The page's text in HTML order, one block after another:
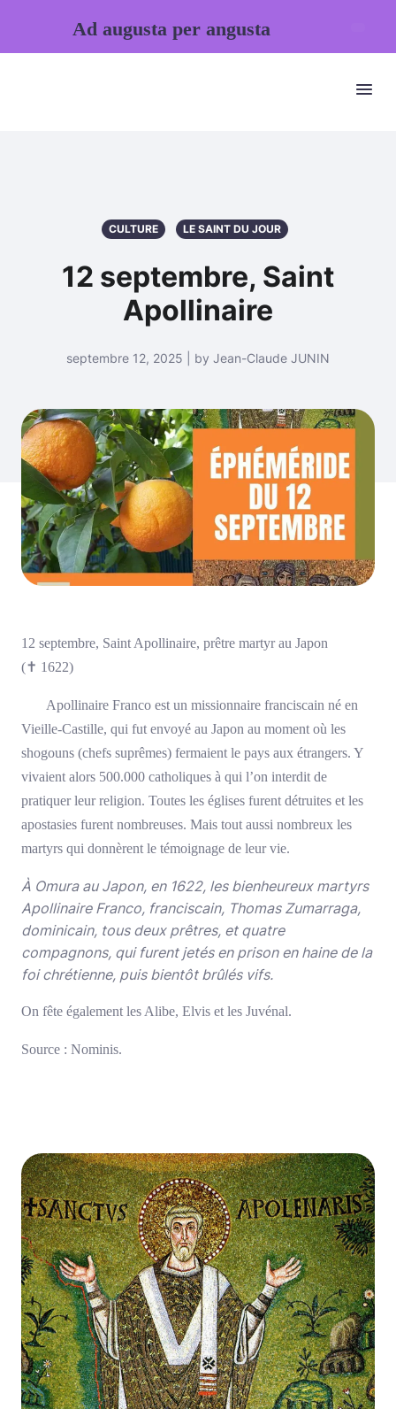
CULTURE LE SAINT DU JOUR
12 septembre, Saint
Apollinaire
septembre 12, 2025 | by Jean-Claude JUNIN
12 septembre, Saint Apollinaire, prêtre martyr au Japon
(✝ 1622)
Apollinaire Franco est un missionnaire franciscain né en
Vieille-Castille, qui fut envoyé au Japon au moment où les
shogouns (chefs suprêmes) fermaient le pays aux étrangers. Y
vivaient alors 500.000 catholiques à qui l’on interdit de
pratiquer leur religion. Toutes les églises furent détruites et les
apostasies furent nombreuses. Mais tout aussi nombreux les
martyrs qui donnèrent le témoignage de leur vie.
À Omura au Japon, en 1622, les bienheureux martyrs
Apollinaire Franco, franciscain, Thomas Zumarraga,
dominicain, tous deux prêtres, et quatre
compagnons, qui furent jetés en prison en haine de la
foi chrétienne, puis bientôt brûlés vifs.
On fête également les Alibe, Elvis et les Juvénal.
Source : Nominis.
Ad augusta per angusta